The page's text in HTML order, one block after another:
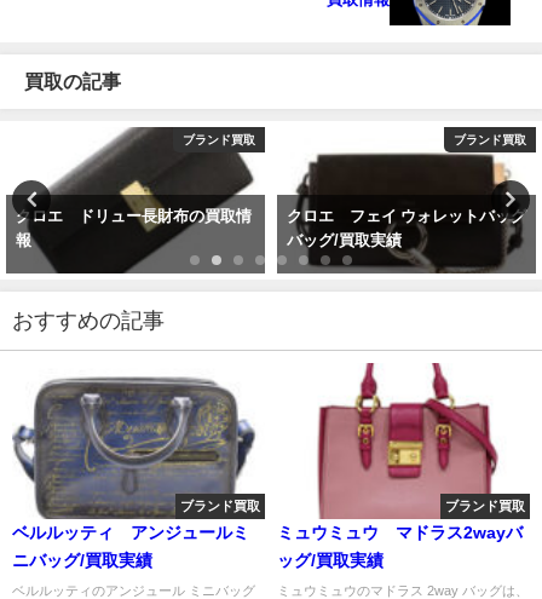
買取の記事
ブランド買取
クロエ ドリュー長財布の買取情
報
ブランド買取
クロエ フェイ ウォレットバッグ
バッグ/買取実績
おすすめの記事
ブランド買取
ベルルッティ アンジュールミ
ニバッグ/買取実績
ベルルッティのアンジュール ミニバッグ
ブランド買取
ミュウミュウ マドラス2wayバ
ッグ/買取実績
ミュウミュウのマドラス 2way バッグは、